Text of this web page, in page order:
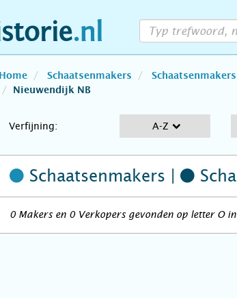
Home Schaatsenmakers
Nieuwendijk NB
Verfijning: A-Z
Schaatsenmakers |
0 Makers en 0 Verkopers gevonden op letter O